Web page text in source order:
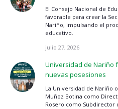
El Consejo Nacional de
favorable para crear la
Nariño, impulsando el
educativo.
julio 27, 2026
Universidad de Nariño
nuevas posesiones
La Universidad de Nariño
Muñoz Botina como
Rosero como